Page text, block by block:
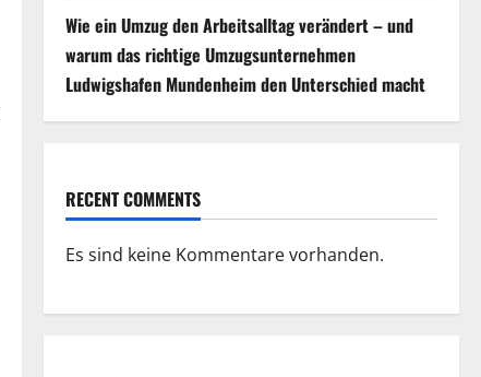
Wie ein Umzug den Arbeitsalltag verändert – und
warum das richtige Umzugsunternehmen
Ludwigshafen Mundenheim den Unterschied macht
RECENT COMMENTS
Es sind keine Kommentare vorhanden.